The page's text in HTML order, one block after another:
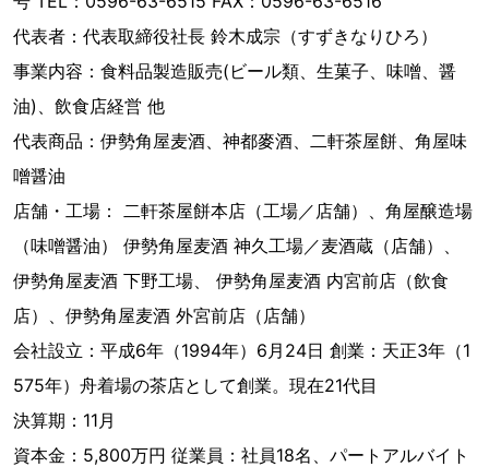
代表者：代表取締役社長 鈴木成宗（すずきなりひろ）
事業内容：食料品製造販売(ビール類、生菓子、味噌、醤
油)、飲食店経営 他
代表商品：伊勢角屋麦酒、神都麥酒、二軒茶屋餅、角屋味
噌醤油
店舗・工場： 二軒茶屋餅本店（工場／店舗）、角屋醸造場
（味噌醤油） 伊勢角屋麦酒 神久工場／麦酒蔵（店舗）、
伊勢角屋麦酒 下野工場、 伊勢角屋麦酒 内宮前店（飲食
店）、伊勢角屋麦酒 外宮前店（店舗）
会社設立：平成6年（1994年）6月24日 創業：天正3年（1
575年）舟着場の茶店として創業。現在21代目
決算期：11月
資本金：5,800万円 従業員：社員18名、パートアルバイト